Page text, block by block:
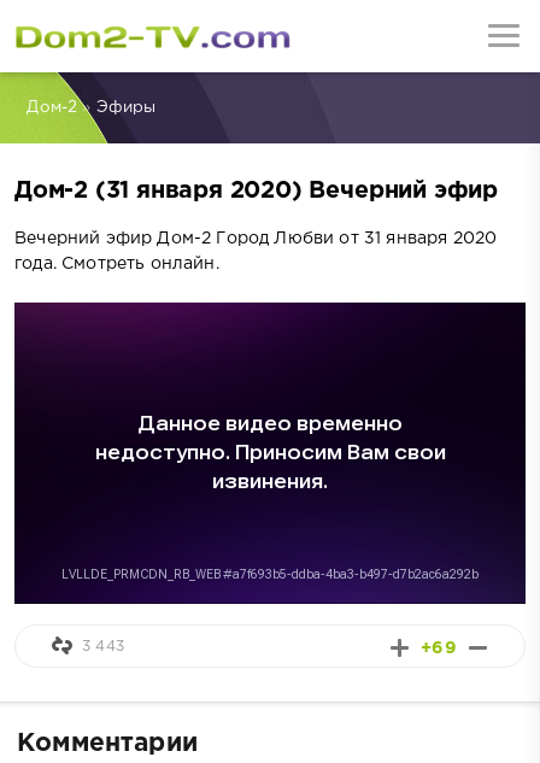
Дом-2» Эфиры
Дом-2 (31 января 2020) Вечерний эфир
Вечерний эфир Дом-2 Город Любви от 31 января 2020
года. Смотреть онлайн.
+69
3 443
Комментарии